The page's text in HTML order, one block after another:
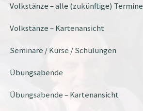
Volkstänze – alle (zukünftige) Termine
Volkstänze – Kartenansicht
Seminare / Kurse / Schulungen
Übungsabende
Übungsabende – Kartenansicht